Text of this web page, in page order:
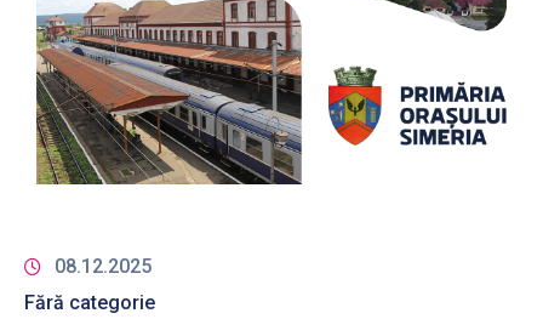
08.12.2025
Fără categorie